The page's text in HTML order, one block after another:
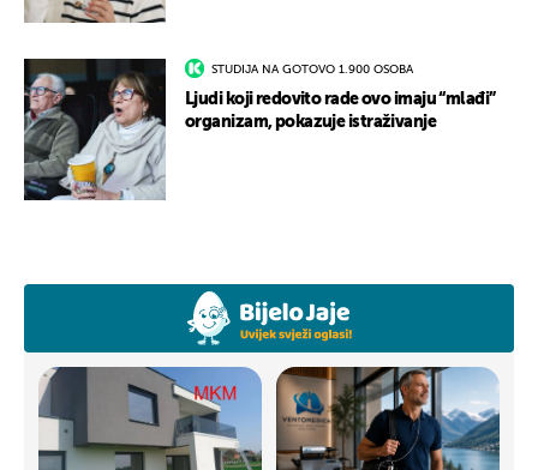
STUDIJA NA GOTOVO 1.900 OSOBA
Ljudi koji redovito rade ovo imaju “mlađi”
organizam, pokazuje istraživanje